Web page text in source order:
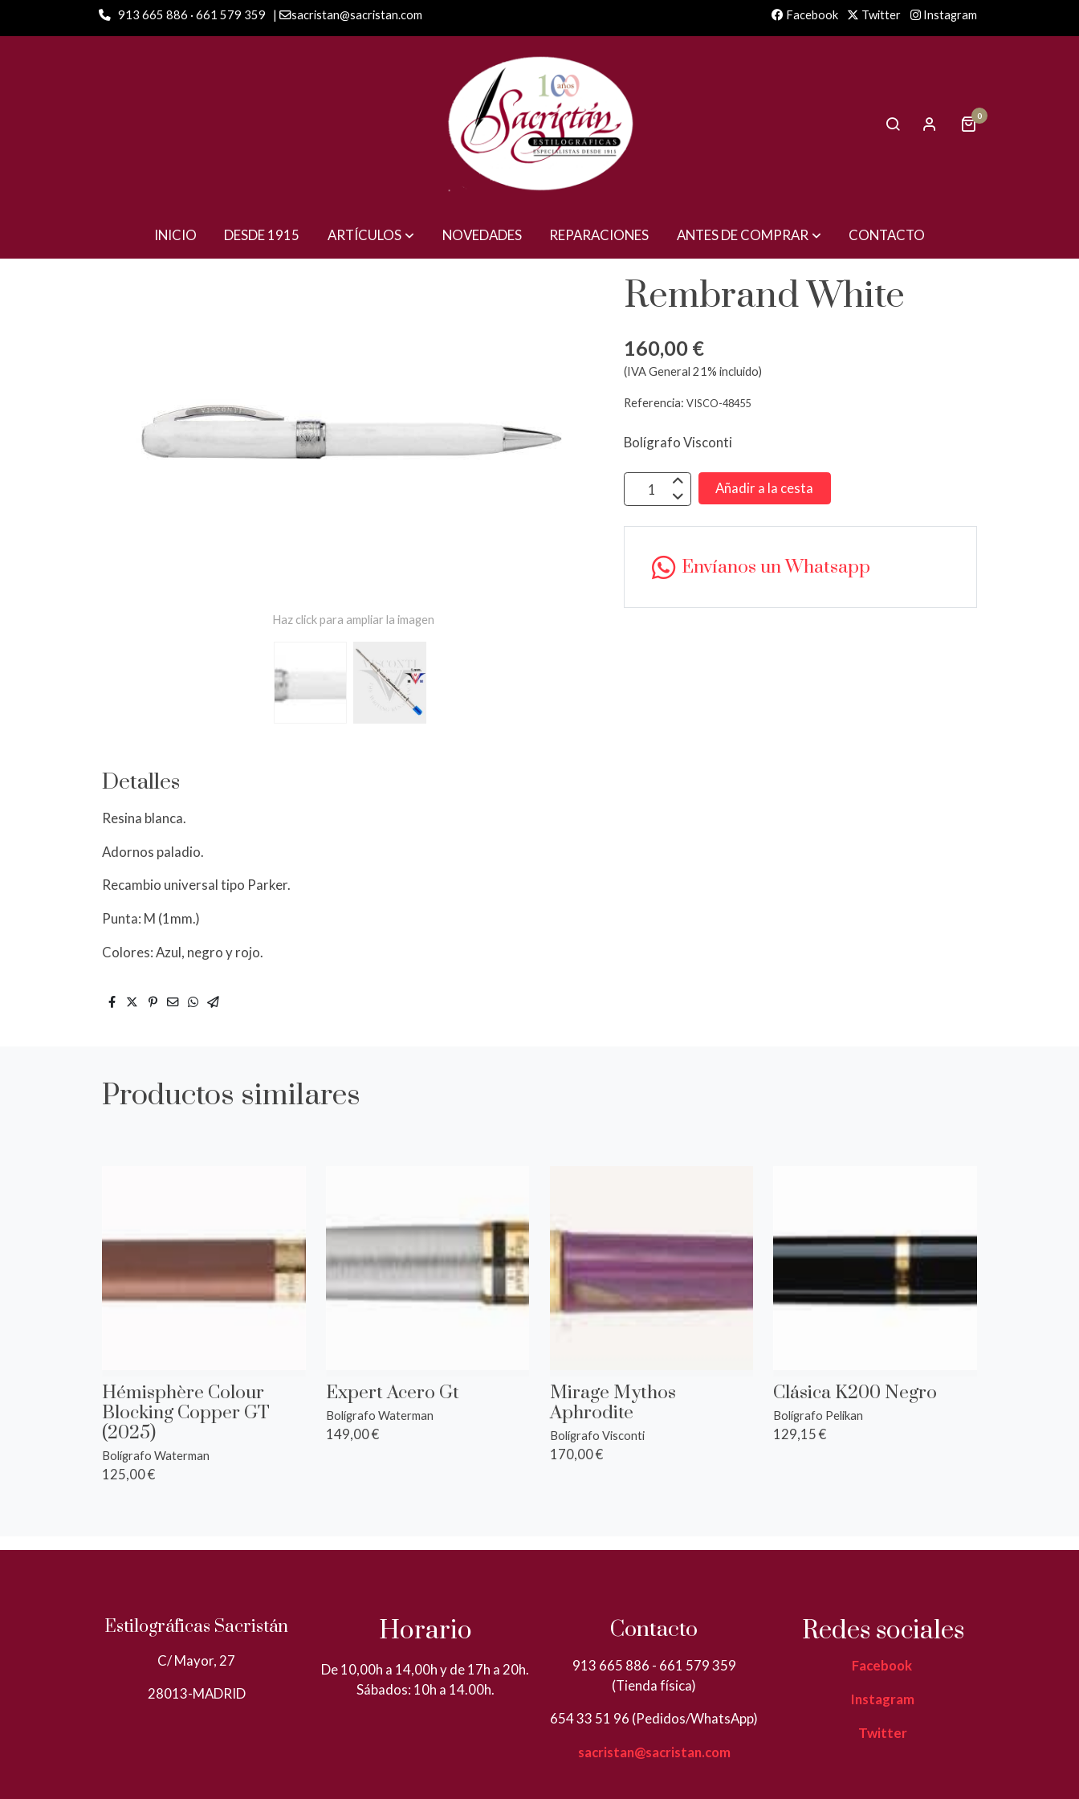
913 665 886 · 661 579 359 | sacristan@sacristan.com Facebook Twitter Instagram
0
INICIO DESDE 1915 ARTÍCULOS NOVEDADES REPARACIONES ANTES DE COMPRAR CONTACTO
ARTÍCULOS Rembrand White
Haz click para ampliar la imagen
Detalles
Resina blanca.
Adornos paladio.
Recambio universal tipo Parker.
Punta: M (1mm.)
Colores: Azul, negro y rojo.
Rembrand White
160,00 €
(IVA General 21% incluido)
Referencia:VISCO-48455
Bolígrafo Visconti
Añadir a la cesta
Envíanos un Whatsapp
Productos similares
Hémisphère Colour
Blocking Copper GT
(2025)
Bolígrafo Waterman
125,00 €
Expert Acero Gt
Bolígrafo Waterman
149,00 €
Mirage Mythos
Aphrodite
Bolígrafo Visconti
170,00 €
Clásica K200 Negro
Bolígrafo Pelikan
129,15 €
Estilográficas Sacristán
C/ Mayor, 27
28013-MADRID
Horario
De 10,00h a 14,00h y de 17h a 20h.
Sábados: 10h a 14.00h.
Contacto
913 665 886 - 661 579 359
(Tienda física)
654 33 51 96 (Pedidos/WhatsApp)
sacristan@sacristan.com
Redes sociales
Facebook
Instagram
Twitter